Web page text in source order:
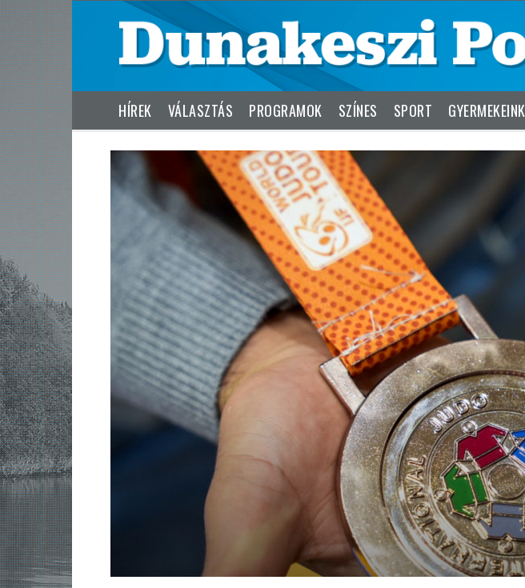
HÍREK VÁLASZTÁS PROGRAMOK SZÍNES SPORT GYERMEKEINK